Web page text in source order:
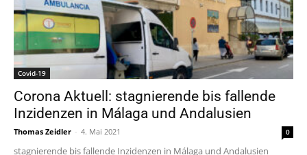
Covid-19
Corona Aktuell: stagnierende bis fallende
Inzidenzen in Málaga und Andalusien
Thomas Zeidler - 4. Mai 2021 0
stagnierende bis fallende Inzidenzen in Málaga und Andalusien